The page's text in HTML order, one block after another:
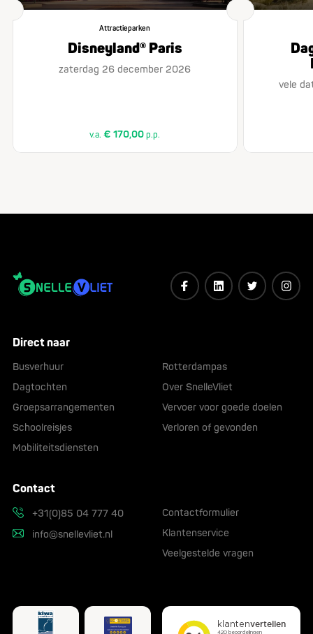
Attractieparken
Disneyland® Paris
zaterdag 26 december 2026
v.a.€ 170,00 p.p.
vele
Direct naar
Busverhuur
Dagtochten
Groepsarrangementen
Schoolreisjes
Mobiliteitsdiensten
Rotterdampas
Over SnelleVliet
Vervoer voor goede doelen
Verloren of gevonden
Contact
+31(0)85 04 777 40
info@snellevliet.nl
Contactformulier
Klantenservice
Veelgestelde vragen